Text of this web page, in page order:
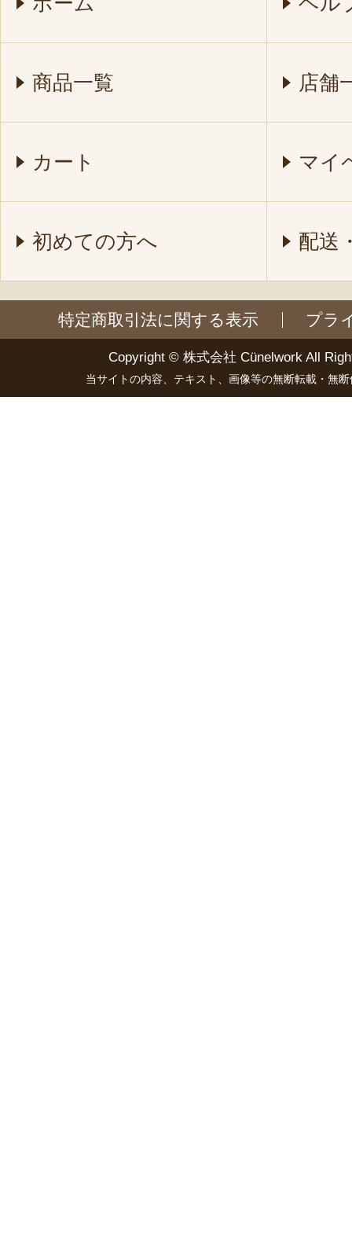
商品一覧 店舗
カート マイ
初めての方へ 配送
特定商取引法に関する表示 プラ
Copyright © 株式会社 Cünelwork All
当サイトの内容、テキスト、画像等の無断転載・無